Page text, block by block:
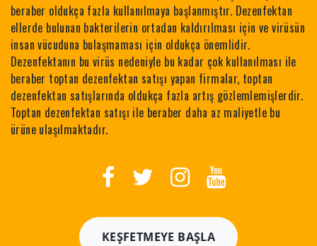
beraber oldukça fazla kullanılmaya başlanmıştır. Dezenfektan
ellerde bulunan bakterilerin ortadan kaldırılması için ve virüsün
insan vücuduna bulaşmaması için oldukça önemlidir.
Dezenfektanın bu virüs nedeniyle bu kadar çok kullanılması ile
beraber toptan dezenfektan satışı yapan firmalar, toptan
dezenfektan satışlarında oldukça fazla artış gözlemlemişlerdir.
Toptan dezenfektan satışı ile beraber daha az maliyetle bu
ürüne ulaşılmaktadır.
KEŞFETMEYE BAŞLA